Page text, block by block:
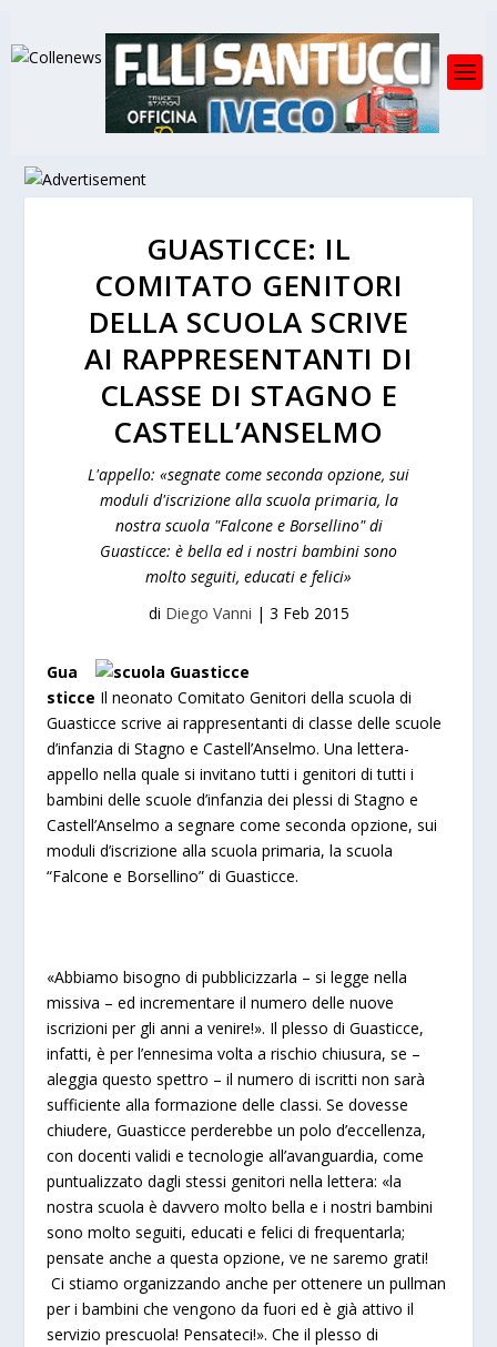
GUASTICCE: IL
COMITATO GENITORI
DELLA SCUOLA SCRIVE
AI RAPPRESENTANTI DI
CLASSE DI STAGNO E
CASTELL’ANSELMO
L'appello: «segnate come seconda opzione, sui
moduli d'iscrizione alla scuola primaria, la
nostra scuola "Falcone e Borsellino" di
Guasticce: è bella ed i nostri bambini sono
molto seguiti, educati e felici»
di Diego Vanni | 3 Feb 2015
Gua
sticce Il neonato Comitato Genitori della scuola di
Guasticce scrive ai rappresentanti di classe delle scuole
d’infanzia di Stagno e Castell’Anselmo. Una lettera-
appello nella quale si invitano tutti i genitori di tutti i
bambini delle scuole d’infanzia dei plessi di Stagno e
Castell’Anselmo a segnare come seconda opzione, sui
moduli d’iscrizione alla scuola primaria, la scuola
“Falcone e Borsellino” di Guasticce.
«Abbiamo bisogno di pubblicizzarla – si legge nella
missiva – ed incrementare il numero delle nuove
iscrizioni per gli anni a venire!». Il plesso di Guasticce,
infatti, è per l’ennesima volta a rischio chiusura, se –
aleggia questo spettro – il numero di iscritti non sarà
sufficiente alla formazione delle classi. Se dovesse
chiudere, Guasticce perderebbe un polo d’eccellenza,
con docenti validi e tecnologie all’avanguardia, come
puntualizzato dagli stessi genitori nella lettera: «la
nostra scuola è davvero molto bella e i nostri bambini
sono molto seguiti, educati e felici di frequentarla;
pensate anche a questa opzione, ve ne saremo grati!
Ci stiamo organizzando anche per ottenere un pullman
per i bambini che vengono da fuori ed è già attivo il
servizio prescuola! Pensateci!». Che il plesso di